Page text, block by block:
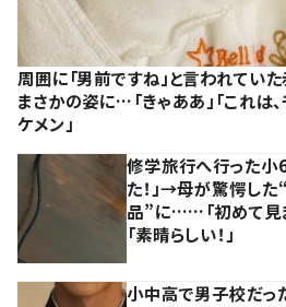
周囲に「男前ですね」と言われてい
まさかの姿に…「きゃああ」「これは
ケメン」
修学旅行へ行った小
た！」→母が驚愕し
品”に……「初めて見ま
「素晴らしい！」
小中高で男子校だ